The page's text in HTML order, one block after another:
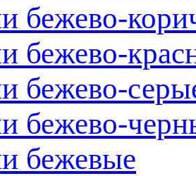
бежево-
бежево-
бежево-
бежево-
бежевые